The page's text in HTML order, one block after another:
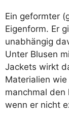
Ein geformter
Eigenform. Er
unabhängig
Unter Blusen
Jackets wirkt
Materialien
manchmal den
wenn er nicht